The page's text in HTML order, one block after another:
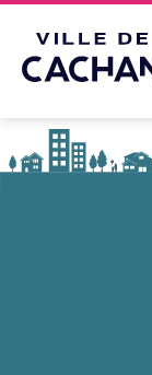
Cookies